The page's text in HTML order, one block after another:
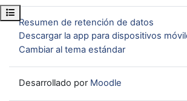
Abrir índice del curso
Resumen de retención de datos
Descargar la app para dispositivos
Cambiar al tema estándar
Desarrollado por Moodle